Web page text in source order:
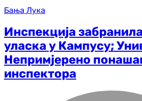
Бања Лука
Инспекција
уласка у Кампусу;
Непримјерено
инспектора